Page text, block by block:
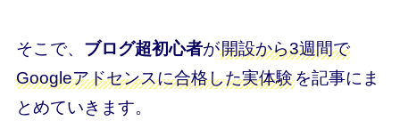
そこで、 ブログ超初心者が開設から3週間で
Googleアドセンスに合格した実体験を記事にま
とめていきます。